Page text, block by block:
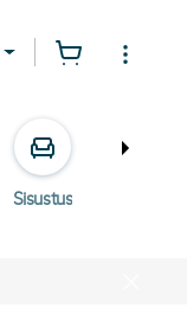
Sisustus